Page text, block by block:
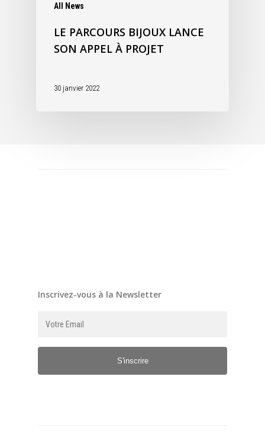
All News
LE PARCOURS BIJOUX LANCE
SON APPEL À PROJET
30 janvier 2022
Inscrivez-vous à la Newsletter
S'inscrire